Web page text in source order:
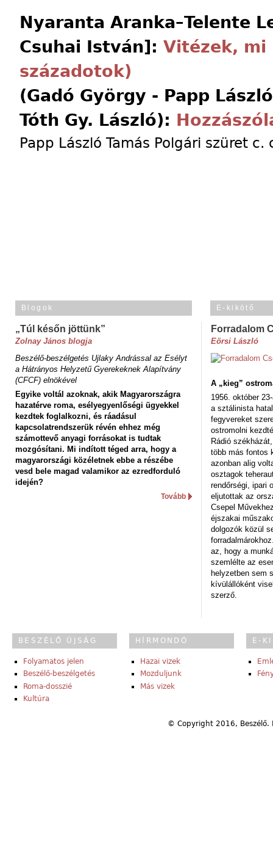
Nyaranta Aranka–Telente
Csuhai István]: Vitézek, mi
századotok)
(Gadó György - Papp
Tóth Gy. László):
Papp László Tamás Polgári szüret c.
Blogok
„Túl későn jöttünk”
Zolnay János blogja
Beszélő-beszélgetés Ujlaky Andrással az Esélyt
a Hátrányos Helyzetű Gyerekeknek Alapítvány
(CFCF) elnökével
Egyike voltál azoknak, akik Magyarországra
hazatérve roma, esélyegyenlőségi ügyekkel
kezdtek foglalkozni, és ráadásul
kapcsolatrendszerük révén ehhez még
számottevő anyagi forrásokat is tudtak
mozgósítani. Mi indított téged arra, hogy a
magyarországi közéletnek ebbe a részébe
vesd bele magad valamikor az ezredforduló
idején?
Tovább
E-kikötő
Forradalom
Eörsi László
A „kieg”
1956. október
a sztálinista
fegyvereket
ostromolni
Rádió
több más fontos
azonban alig
osztagok
rendőrségi, ipari
eljutottak az
Csepel
éjszakai
dolgozók közül
az, hogy a
szemlélte az
helyzetben sem
kívülállóként
szerző.
BESZÉLŐ ÚJSÁG
Folyamatos jelen
Beszélő-beszélgetés
Roma-dosszié
Kultúra
HÍRMONDÓ
Hazai vizek
Mozduljunk
Más vizek
E-
© Copyright 2016,